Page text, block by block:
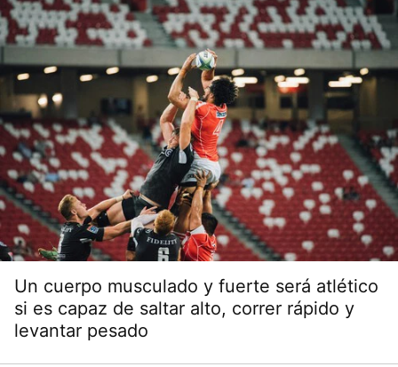
Un cuerpo musculado y fuerte será atlético
si es capaz de saltar alto, correr rápido y
levantar pesado